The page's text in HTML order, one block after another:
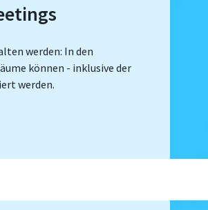
werden: In den
können - inklusive der
werden.